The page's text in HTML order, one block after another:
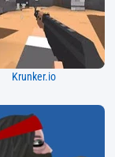
Krunker.io